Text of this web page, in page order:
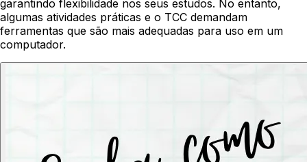
garantindo flexibilidade nos seus estudos. No entanto,
algumas atividades práticas e o TCC demandam
ferramentas que são mais adequadas para uso em um
computador.